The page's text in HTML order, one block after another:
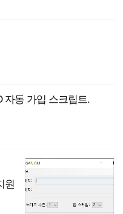
자동 가입 스크립트.
원